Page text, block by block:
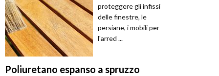
proteggere gli infissi
delle finestre, le
persiane, i mobili per
l'arred ...
Poliuretano espanso a spruzzo